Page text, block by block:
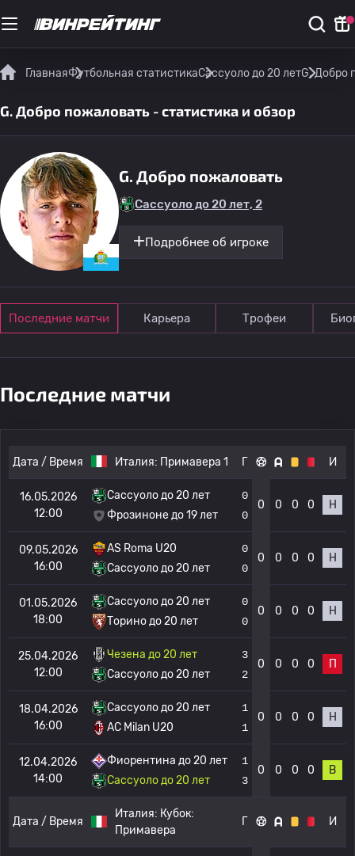
ГлавнаяФутбольная статистикаСассуоло до 20 летG. Добро
G. Добро пожаловать - статистика и обзор
G. Добро пожаловать
Сассуоло до 20 лет, 2
Подробнее об игроке
Последние матчи Карьера Трофеи
Последние матчи
Дата / Время Италия: Примавера 1 Г И
16.05.2026
12:00
Сассуоло до 20 лет
Фрозиноне до 19 лет
0
0
0 0 0 0 Н
09.05.2026
16:00
AS Roma U20
Сассуоло до 20 лет
0
0
0 0 0 0 Н
01.05.2026
18:00
Сассуоло до 20 лет
Торино до 20 лет
0
0
0 0 0 0 Н
25.04.2026
12:00
Чезена до 20 лет
Сассуоло до 20 лет
3
2
0 0 0 0 П
18.04.2026
16:00
Сассуоло до 20 лет
AC Milan U20
1
1
0 0 0 0 Н
12.04.2026
14:00
Фиорентина до 20 лет
Сассуоло до 20 лет
1
3
0 0 0 0 В
Дата / Время
Италия: Кубок:
Примавера
Г И